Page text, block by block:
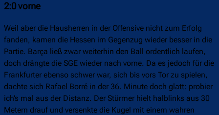
2:0 vorne
Weil aber die Hausherren in der Offensive nicht zum Erfolg
fanden, kamen die Hessen im Gegenzug wieder besser in die
Partie. Barça ließ zwar weiterhin den Ball ordentlich laufen,
doch drängte die SGE wieder nach vorne. Da es jedoch für die
Frankfurter ebenso schwer war, sich bis vors Tor zu spielen,
dachte sich Rafael Borré in der 36. Minute doch glatt: probier
ich’s mal aus der Distanz. Der Stürmer hielt halblinks aus 30
Metern drauf und versenkte die Kugel mit einem wahren